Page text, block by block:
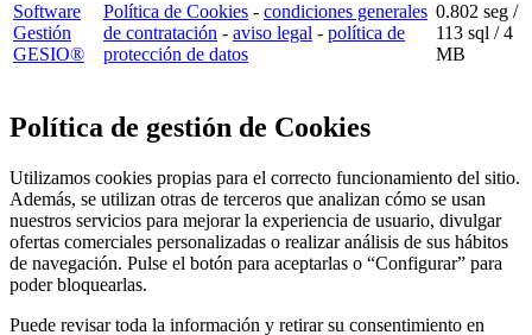
Software
Gestión
GESIO®
Política de Cookies - condiciones generales
de contratación - aviso legal - política de
protección de datos
0.802 seg /
113 sql / 4
MB
Política de gestión de Cookies
Utilizamos cookies propias para el correcto funcionamiento del sitio.
Además, se utilizan otras de terceros que analizan cómo se usan
nuestros servicios para mejorar la experiencia de usuario, divulgar
ofertas comerciales personalizadas o realizar análisis de sus hábitos
de navegación. Pulse el botón para aceptarlas o “Configurar” para
poder bloquearlas.
Puede revisar toda la información y retirar su consentimiento en